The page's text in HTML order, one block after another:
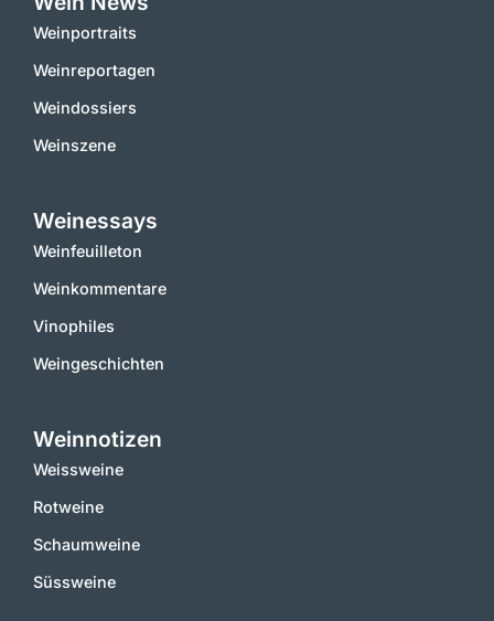
Weinportraits
Weinreportagen
Weindossiers
Weinszene
Weinessays
Weinfeuilleton
Weinkommentare
Vinophiles
Weingeschichten
Weinnotizen
Weissweine
Rotweine
Schaumweine
Süssweine